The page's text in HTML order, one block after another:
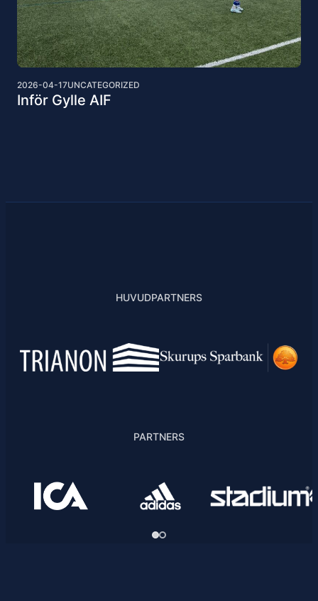
2026-04-17UNCATEGORIZED
Inför Gylle AIF
HUVUDPARTNERS
PARTNERS